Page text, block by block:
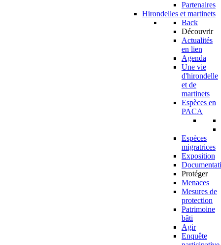
Partenaires
Hirondelles et martinets
Back
Découvrir
Actualités
en lien
Agenda
Une vie
d'hirondelle
et de
martinets
Espèces en
PACA
Espèces
migratrices
Exposition
Protéger
Menaces
Mesures de
protection
Patrimoine
bâti
Agir
Enquête